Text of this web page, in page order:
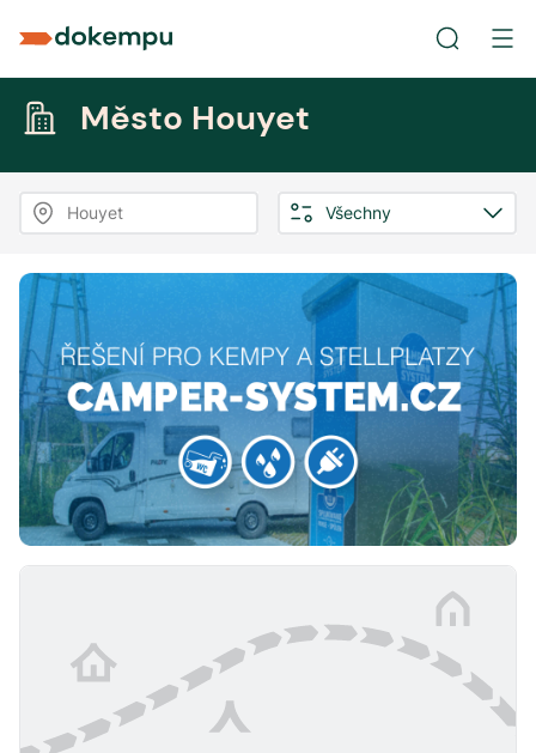
Město Houyet
Houyet Všechny